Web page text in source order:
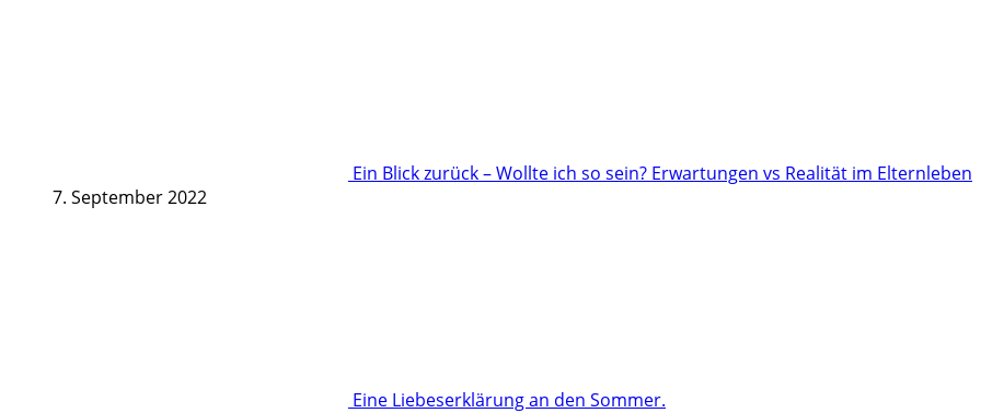
Ein Blick zurück – Wollte ich so sein? Erwartungen vs Realität im Elternleben
7. September 2022
Eine Liebeserklärung an den Sommer.